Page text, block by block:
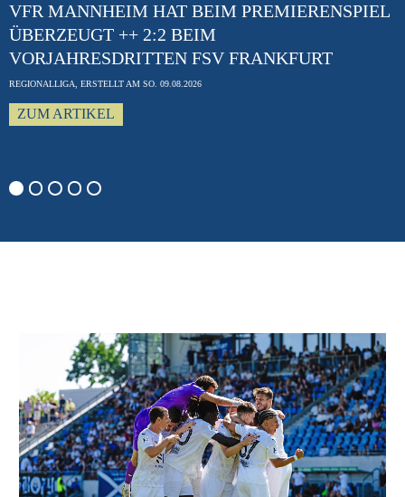
VFR MANNHEIM HAT BEIM PREMIERENSPIEL
ÜBERZEUGT ++ 2:2 BEIM
VORJAHRESDRITTEN FSV FRANKFURT
REGIONALLIGA, ERSTELLT AM SO. 09.08.2026
ZUM ARTIKEL